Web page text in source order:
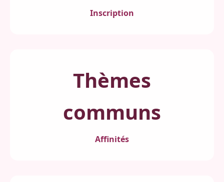
Inscription
Thèmes
communs
Affinités